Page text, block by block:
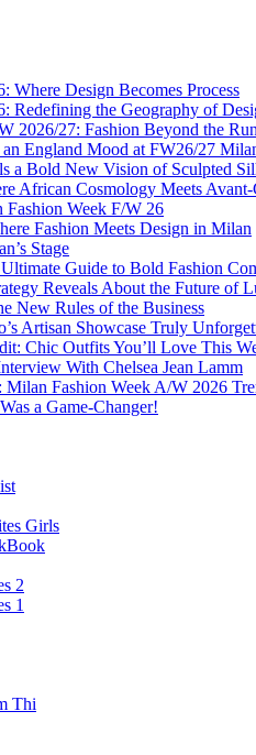
Where Design Becomes Process
Redefining the Geography of
2026/27: Fashion Beyond the
England Mood at FW26/27
a Bold New Vision of Sculpted
African Cosmology Meets Avant-
Week F/W 26
Fashion Meets Design in Milan
Stage
Guide to Bold Fashion
Reveals About the Future of
New Rules of the Business
Artisan Showcase Truly
Chic Outfits You’ll Love This
With Chelsea Jean Lamm
Milan Fashion Week A/W 2026
a Game-Changer!
Girls
2
1
Thi